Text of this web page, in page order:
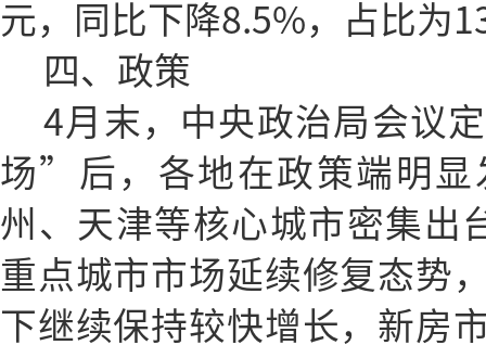
元，同比下降8.5%，占比为
四、政策
4月末，中央政治局会议
场”后，各地在政策端明显
州、天津等核心城市密集出
重点城市市场延续修复态势
下继续保持较快增长，新房